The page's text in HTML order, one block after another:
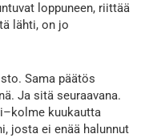
loppuneen, riittää
lähti, on jo
Sama päätös
Ja sitä seuraavana.
kuukautta
josta ei enää halunnut